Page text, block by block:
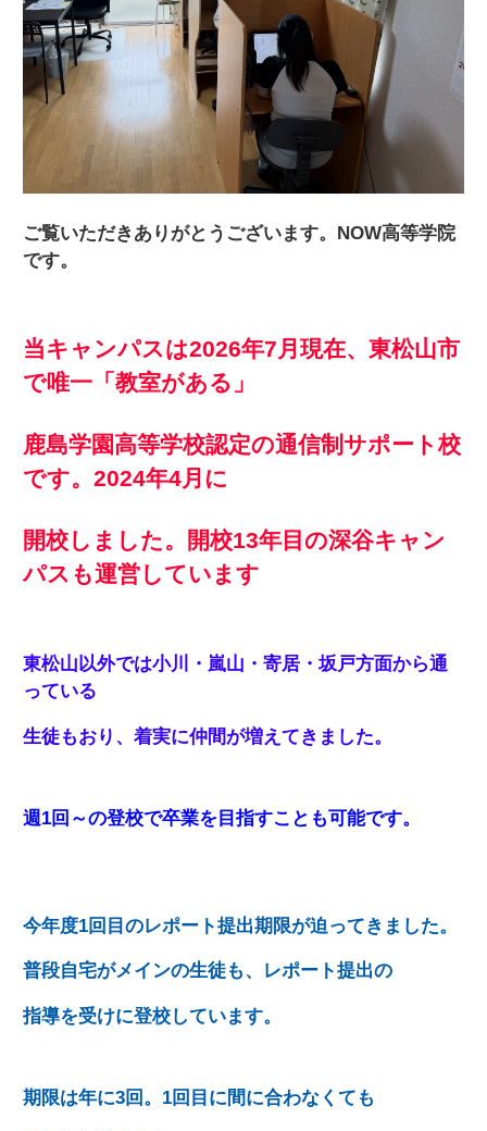
ご覧いただきありがとうございます。NOW高等学院
です。
当キャンパスは2026年7月現在、東松山市
で唯一「教室がある」
鹿島学園高等学校認定の通信制サポート校
です。2024年4月に
開校しました。開校13年目の深谷キャン
パスも運営しています
東松山以外では小川・嵐山・寄居・坂戸方面から通
っている
生徒もおり、着実に仲間が増えてきました。
週1回～の登校で卒業を目指すことも可能です。
今年度1回目のレポート提出期限が迫ってきました。
普段自宅がメインの生徒も、レポート提出の
指導を受けに登校しています。
期限は年に3回。1回目に間に合わなくても